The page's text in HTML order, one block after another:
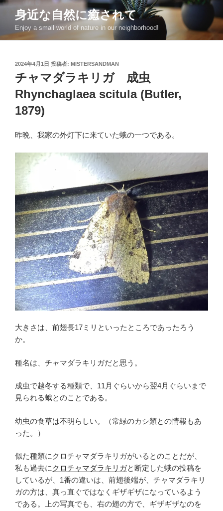
コ
ン
身近な自然に癒されて
Enjoy a small world of nature in our neighborhood!
投
日:
2024年4月1日 投稿者: MISTERSANDMAN
チャマダラキリガ 成虫
Rhynchaglaea scitula (Butler,
1879)
昨晩、我家の外灯下に来ていた蛾の一つである。
大きさは、前翅長17ミリといったところであったろう
か。
種名は、チャマダラキリガだと思う。
成虫で越冬する種類で、11月ぐらいから翌4月ぐらいまで
見られる蛾とのことである。
幼虫の食草は不明らしい。（常緑のカシ類との情報もあ
った。）
似た種類にクロチャマダラキリガがいるとのことだが、
私も過去に クロチャマダラキリガと断定した蛾の投稿を
しているが、1番の違いは、前翅後端が、チャマダラキリ
ガの方は、真っ直ぐではなくギザギザになっているよう
である。上の写真でも、右の翅の方で、ギザギザなのを